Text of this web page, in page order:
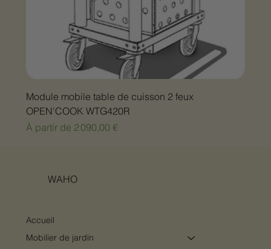
Module mobile table de cuisson 2 feux
OPEN'COOK WTG420R
À partir de 2 090,00 €
Prix promotionnel
WAHO
Accueil
Mobilier de jardin